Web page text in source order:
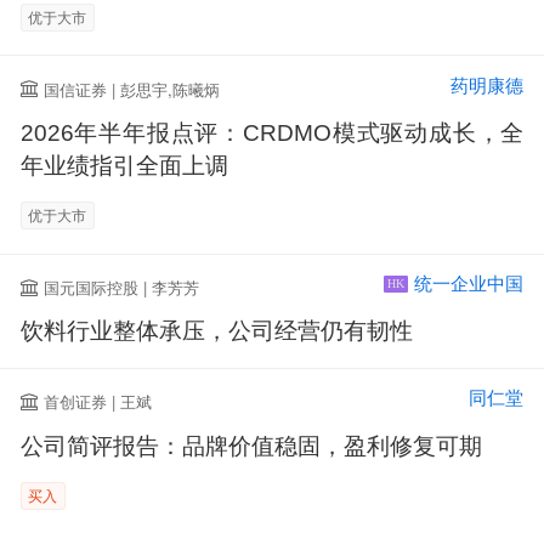
优于大市
国信证券 | 彭思宇,陈曦炳 药明康德
2026年半年报点评：CRDMO模式驱动成长，全
年业绩指引全面上调
优于大市
国元国际控股 | 李芳芳 HK 统一企业中国
饮料行业整体承压，公司经营仍有韧性
首创证券 | 王斌 同仁堂
公司简评报告：品牌价值稳固，盈利修复可期
买入